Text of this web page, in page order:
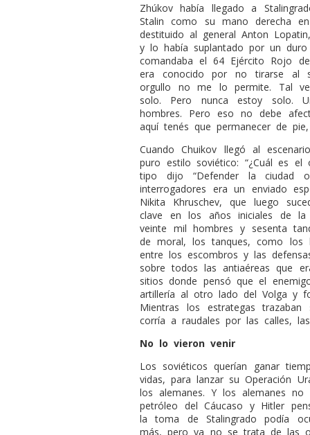
Zhúkov había llegado a
Stalin como su mano derecha
destituido al general Anton
y lo había suplantado por un duro
comandaba el 64 Ejército Rojo
era conocido por no tirarse al
orgullo no me lo permite. Tal
solo. Pero nunca estoy solo.
hombres. Pero eso no debe
aquí tenés que permanecer de
Cuando Chuikov llegó al
puro estilo soviético: “¿Cuál es el
tipo dijo “Defender la
interrogadores era un enviado
Nikita Khruschev, que luego
clave en los años iniciales de la
veinte mil hombres y sesenta
de moral, los tanques, como los
entre los escombros y las
sobre todos las antiaéreas que
sitios donde pensó que el
artillería al otro lado del Volga y
Mientras los estrategas
corría a raudales por las calles,
No lo vieron venir
Los soviéticos querían ganar
vidas, para lanzar su Operación
los alemanes. Y los alemanes
petróleo del Cáucaso y Hitler
la toma de Stalingrado podía
más, pero ya no se trata de las